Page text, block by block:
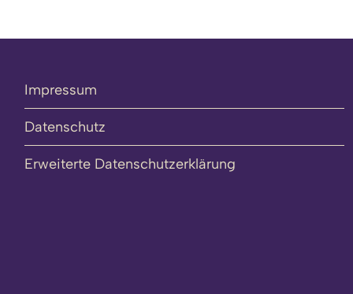
Impressum
Datenschutz
Erweiterte Datenschutzerklärung